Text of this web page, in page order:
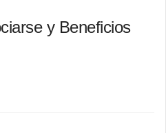
y Beneficios